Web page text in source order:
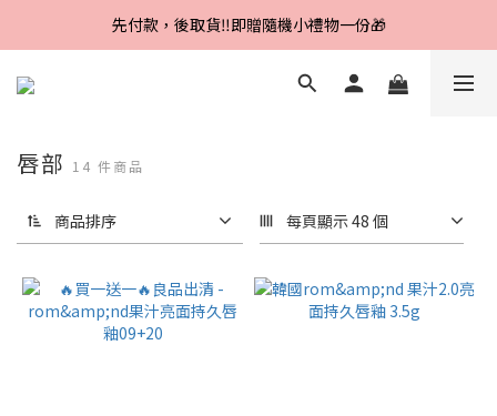
Line好友招募中，首購、回購皆贈100元
先付款，後取貨‼️即贈隨機小禮物一份🎁
Line好友招募中，首購、回購皆贈100元
唇部 14 件商品
商品排序 每頁顯示 48 個